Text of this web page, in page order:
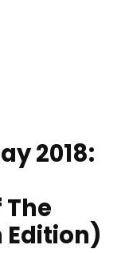
2018:
Edition)